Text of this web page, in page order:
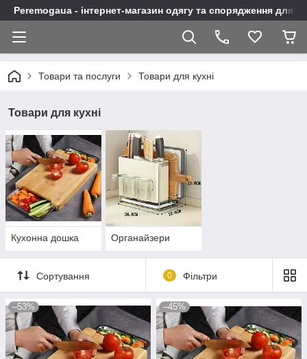
Peremogaua - інтернет-магазин одягу та спорядження для
Товари та послуги Товари для кухні
Товари для кухні
Кухонна дошка Органайзери
Сортування 0 Фільтри
–53% –45%